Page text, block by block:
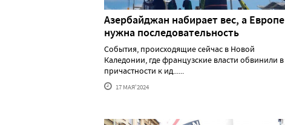
Азербайджан набирает вес, а Европе
нужна последовательность
События, происходящие сейчас в Новой
Каледонии, где французские власти обвинили в
причастности к ид......
17 МАЯ'2024